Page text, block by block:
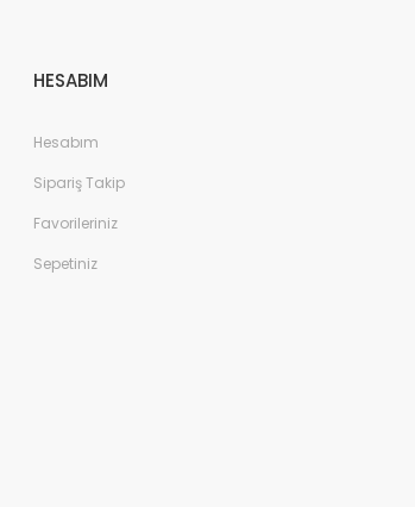
HESABIM
Hesabım
Sipariş Takip
Favorileriniz
Sepetiniz